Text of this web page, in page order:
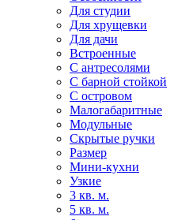
Для студии
Для хрущевки
Для дачи
Встроенные
С антресолями
С барной стойкой
С островом
Малогабаритные
Модульные
Скрытые ручки
Размер
Мини-кухни
Узкие
3 кв. м.
5 кв. м.